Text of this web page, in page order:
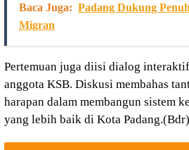
Baca Juga: Padang Dukung
Migran
Pertemuan juga diisi dialog
anggota KSB. Diskusi membahas
harapan dalam membangun sistem
yang lebih baik di Kota Padang.(Bdr)